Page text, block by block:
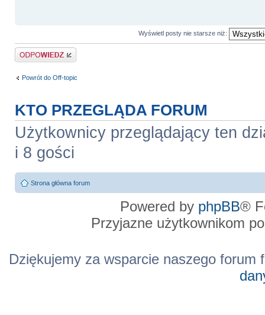
Wyświetl posty nie starsze niż:
Odpowiedz
Powrót do Off-topic
KTO PRZEGLĄDA FORUM
Użytkownicy przeglądający ten
i 8 gości
Strona główna forum
Powered by phpBB®
Przyjazne użytkownikom
Dziękujemy za wsparcie naszego